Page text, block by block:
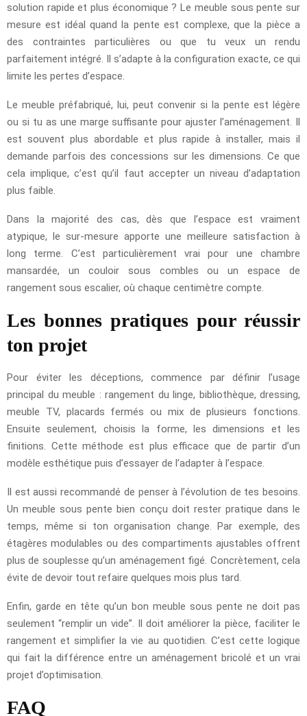
solution rapide et plus économique ? Le meuble sous pente sur
mesure est idéal quand la pente est complexe, que la pièce a
des contraintes particulières ou que tu veux un rendu
parfaitement intégré. Il s’adapte à la configuration exacte, ce qui
limite les pertes d’espace.
Le meuble préfabriqué, lui, peut convenir si la pente est légère
ou si tu as une marge suffisante pour ajuster l’aménagement. Il
est souvent plus abordable et plus rapide à installer, mais il
demande parfois des concessions sur les dimensions. Ce que
cela implique, c’est qu’il faut accepter un niveau d’adaptation
plus faible.
Dans la majorité des cas, dès que l’espace est vraiment
atypique, le sur-mesure apporte une meilleure satisfaction à
long terme. C’est particulièrement vrai pour une chambre
mansardée, un couloir sous combles ou un espace de
rangement sous escalier, où chaque centimètre compte.
Les bonnes pratiques pour réussir
ton projet
Pour éviter les déceptions, commence par définir l’usage
principal du meuble : rangement du linge, bibliothèque, dressing,
meuble TV, placards fermés ou mix de plusieurs fonctions.
Ensuite seulement, choisis la forme, les dimensions et les
finitions. Cette méthode est plus efficace que de partir d’un
modèle esthétique puis d’essayer de l’adapter à l’espace.
Il est aussi recommandé de penser à l’évolution de tes besoins.
Un meuble sous pente bien conçu doit rester pratique dans le
temps, même si ton organisation change. Par exemple, des
étagères modulables ou des compartiments ajustables offrent
plus de souplesse qu’un aménagement figé. Concrètement, cela
évite de devoir tout refaire quelques mois plus tard.
Enfin, garde en tête qu’un bon meuble sous pente ne doit pas
seulement “remplir un vide”. Il doit améliorer la pièce, faciliter le
rangement et simplifier la vie au quotidien. C’est cette logique
qui fait la différence entre un aménagement bricolé et un vrai
projet d’optimisation.
FAQ